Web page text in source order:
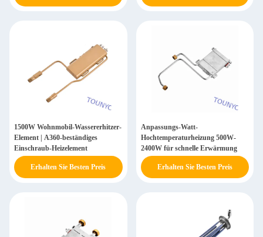
1500W Wohnmobil-Wassererhitzer-
Element | A360-beständiges
Einschraub-Heizelement
Erhalten Sie Besten Preis
Anpassungs-Watt-
Hochtemperaturheizung 500W-
2400W für schnelle Erwärmung
Erhalten Sie Besten Preis